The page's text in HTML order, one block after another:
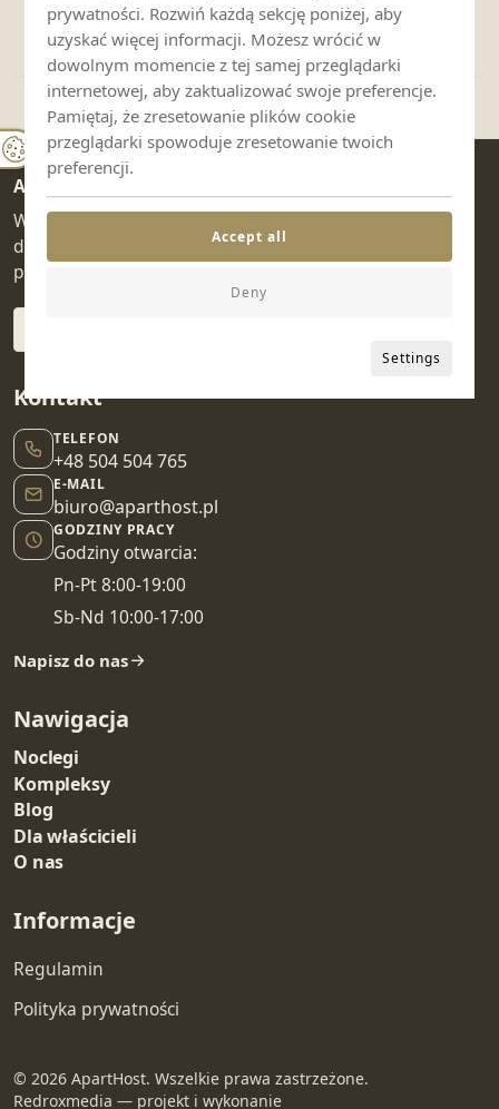
Zapisując się, akceptujesz otrzymywanie wiadomości marketingowych.
Zapoznaj się z nasząpolityką prywatności.
ApartHost
Wybierz apartament lub obiekt, sprawdź dostępność i
dokończ rezerwację w sprawdzonym systemie
partnerskim.
Kontakt
TELEFON
+48 504 504 765
E-MAIL
biuro@aparthost.pl
GODZINY PRACY
Godziny otwarcia:
Pn-Pt 8:00-19:00
Sb-Nd 10:00-17:00
Napisz do nas
Nawigacja
Noclegi
Kompleksy
Blog
Dla właścicieli
O nas
Informacje
Regulamin
Polityka prywatności
© 2026 ApartHost. Wszelkie prawa zastrzeżone.
Redroxmedia — projekt i wykonanie
prywatności. Rozwiń każdą sekcję poniżej, aby
uzyskać więcej informacji. Możesz wrócić w
dowolnym momencie z tej samej przeglądarki
internetowej, aby zaktualizować swoje preferencje.
Pamiętaj, że zresetowanie plików cookie
przeglądarki spowoduje zresetowanie twoich
preferencji.
Settings
Deny
Accept all